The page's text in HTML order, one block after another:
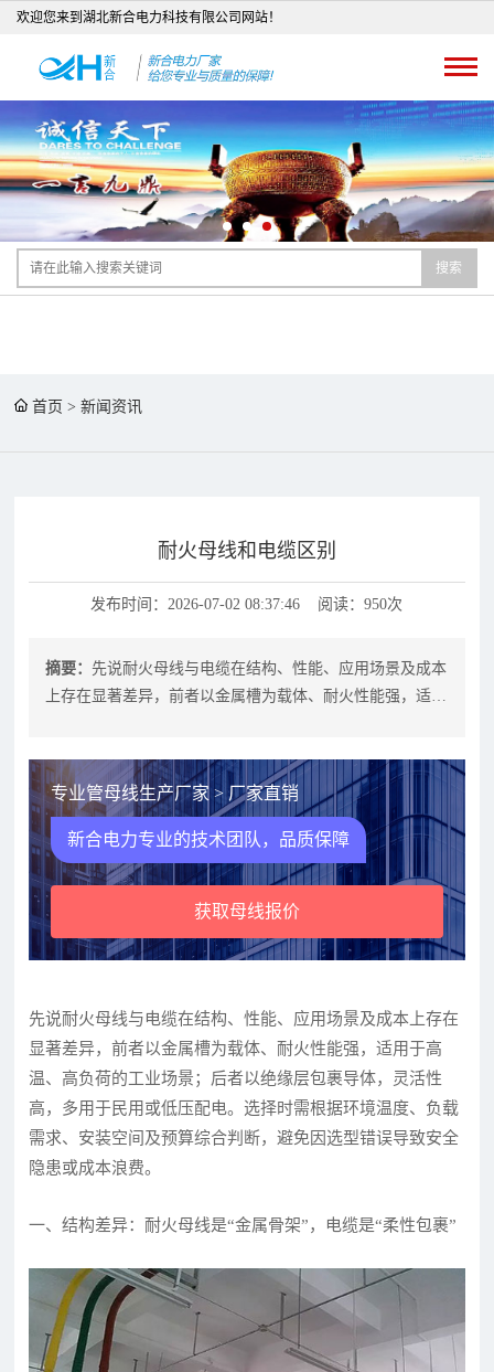
欢迎您来到湖北新合电力科技有限公司网站！
搜索
首页 >新闻资讯
耐火母线和电缆区别
发布时间：2026-07-02 08:37:46 阅读：950次
摘要：先说耐火母线与电缆在结构、性能、应用场景及成本
上存在显著差异，前者以金属槽为载体、耐火性能强，适用
专业管母线生产厂家 > 厂家直销
新合电力专业的技术团队，品质保障
获取母线报价
先说耐火母线与电缆在结构、性能、应用场景及成本上存在
显著差异，前者以金属槽为载体、耐火性能强，适用于高
温、高负荷的工业场景；后者以绝缘层包裹导体，灵活性
高，多用于民用或低压配电。选择时需根据环境温度、负载
需求、安装空间及预算综合判断，避免因选型错误导致安全
隐患或成本浪费。
一、结构差异：耐火母线是“金属骨架”，电缆是“柔性包裹”